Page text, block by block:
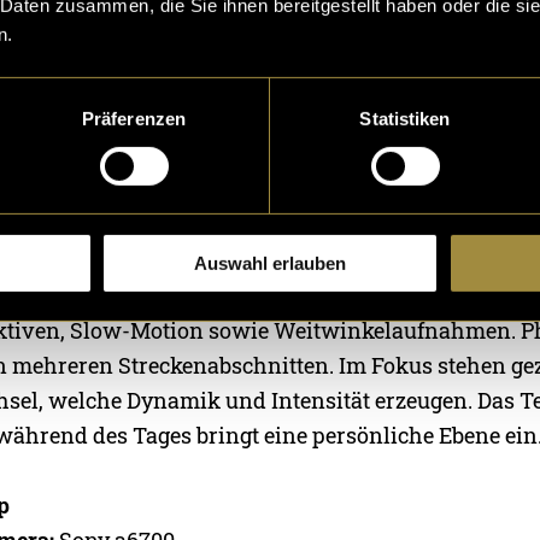
zusammen, die Sie ihnen bereitgestellt haben oder die
Präferenzen Statistiken
Auswahl erlauben
Vorbereitung
wir die Anreise nach Todtnau, den Aufbau
Herrichten des Bikes sowie Gedanken zum
sind noch Aufnahmen von Talstation,
und Voiceover-Elementen eingebaut.
Training
die Fahrszenen im Bikepark Todtnau,
Slow-Motion sowie Weitwinkelaufnahmen.
Streckenabschnitten. Im Fokus stehen
welche Dynamik und Intensität erzeugen. Das
des Tages bringt eine persönliche Ebene